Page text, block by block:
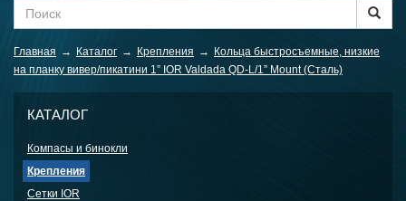
Главная → Каталог → Крепления →
Кольца быстросъемные, низкие
на планку вивер/пикатини 1” IOR Valdada QD-L/1” Mount (Сталь)
КАТАЛОГ
Компасы и бинокли
Крепления
Сетки IOR